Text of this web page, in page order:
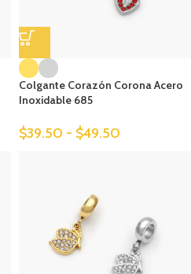
Colgante Corazón Corona Acero
Inoxidable 685
$39.50 - $49.50